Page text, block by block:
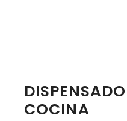
COCINA